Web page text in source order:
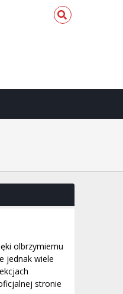
olbrzymiemu
jednak wiele
stronie